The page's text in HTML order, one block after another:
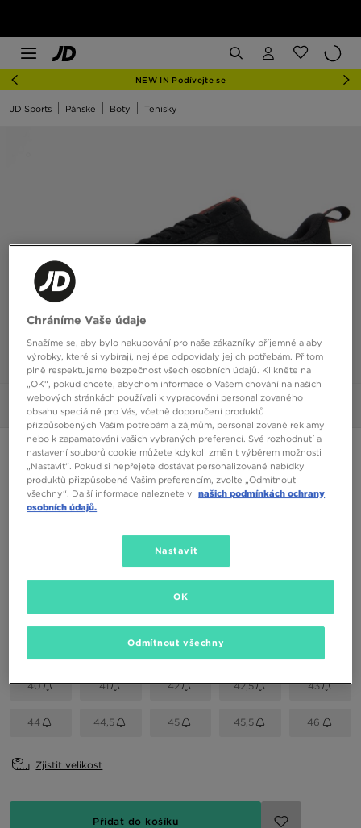
NEW IN Podívejte se
JD Sports Pánské Boty Tenisky
Obrázky 360°
ONLY AT JD
NIKE AIR FORCE 1 '07 LV8
Černá
Vyberte velikost
40 41 42 42,5 43
44 44,5 45 45,5 46
Zjistit velikost
Přidat do košíku
Chráníme Vaše údaje
Snažíme se, aby bylo nakupování pro naše zákazníky příjemné a aby
výrobky, které si vybírají, nejlépe odpovídaly jejich potřebám. Přitom
plně respektujeme bezpečnost všech osobních údajů. Klikněte na
„OK“, pokud chcete, abychom informace o Vašem chování na našich
webových stránkách používali k vypracování personalizovaného
obsahu speciálně pro Vás, včetně doporučení produktů
přizpůsobených Vašim potřebám a zájmům, personalizované reklamy
nebo k zapamatování vašich vybraných preferencí. Své rozhodnutí a
nastavení souborů cookie můžete kdykoli změnit výběrem možnosti
„Nastavit“. Pokud si nepřejete dostávat personalizované nabídky
produktů přizpůsobené Vašim preferencím, zvolte „Odmítnout
všechny“. Další informace naleznete v našich podmínkách ochrany
osobních údajů.
Nastavit
Odmítnout všechny
OK